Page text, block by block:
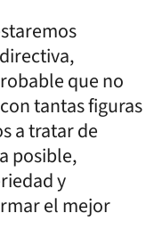
que no
tantas figuras
a tratar de
posible,
y
el mejor